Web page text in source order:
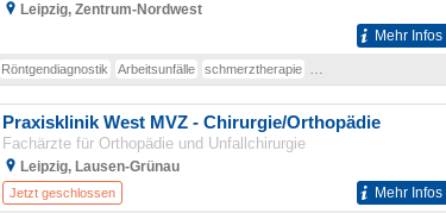
Leipzig, Zentrum-Nordwest
Mehr Infos
Röntgendiagnostik Arbeitsunfälle schmerztherapie
Praxisklinik West MVZ - Chirurgie/Orthopädie
Fachärzte für Orthopädie und Unfallchirurgie
Leipzig, Lausen-Grünau
Jetzt geschlossen Mehr Infos